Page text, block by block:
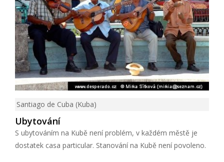
Santiago de Cuba (Kuba)
Ubytování
S ubytováním na Kubě není problém, v každém městě je
dostatek casa particular. Stanování na Kubě není povoleno.